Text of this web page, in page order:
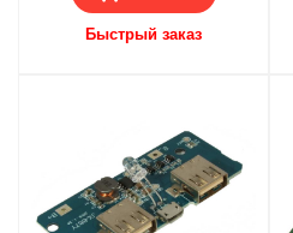
Быстрый заказ